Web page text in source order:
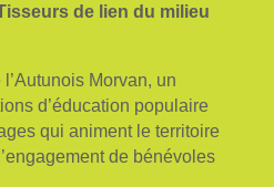
de lien du milieu
Morvan, un
d’éducation populaire
qui animent le territoire
de bénévoles